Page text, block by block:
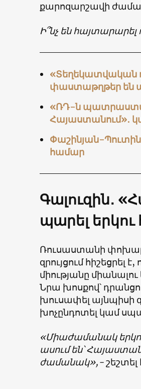
քարոզարշավի
Ի՞նչ են
«Տեղեկատվական
փաստաթղթեր են
«ՌԴ-ն
Հայաստանում»․
Փաշինյան-
համար
Գալուզին․
պարել
Ռուսաստանի
զրույցում
միությանը
Նրա խոսքով՝
խուսափել այնպիսի
խոչընդոտել կամ
«Միաժամանակ
ասում են՝
ժամանակ»,-շեշտել